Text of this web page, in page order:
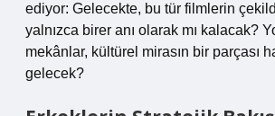
ediyor: Gelecekte, bu tür filmlerin
yalnızca birer anı olarak mı kalacak?
mekânlar, kültürel mirasın bir parçası
gelecek?